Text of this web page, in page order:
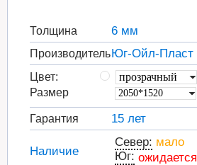
Толщина 6 мм
ПроизводительЮг-Ойл-Пласт
Цвет:
Размер
Гарантия 15 лет
Наличие
Север: мало
Юг: ожидается